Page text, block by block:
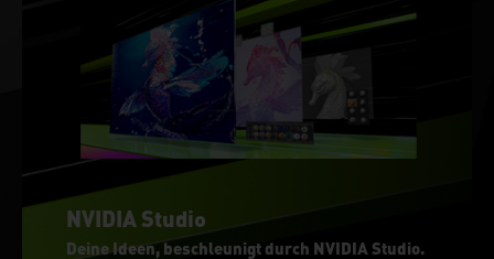
NVIDIA Studio
Deine Ideen, beschleunigt durch NVIDIA Studio.